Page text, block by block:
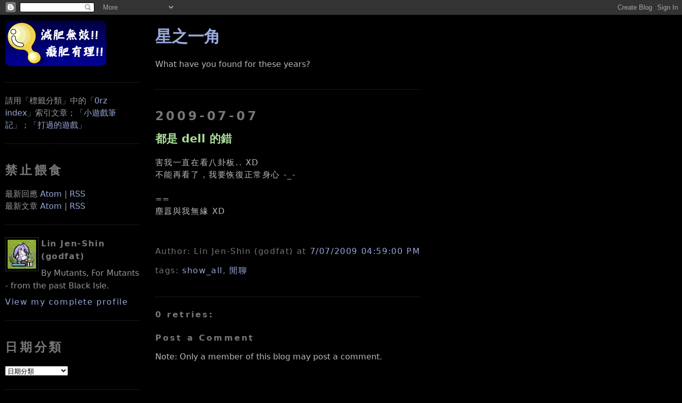
請用「標籤分類」中的「0rz
index 」索引文章；「小遊戲筆
記 」；「打過的遊戲 」
禁止餵食
最新回應 Atom | RSS
最新文章 Atom | RSS
Lin Jen-Shin
(godfat)
By Mutants, For Mutants
- from the past Black Isle.
View my complete profile
日期分類
星之一角
What have you found for these years?
2009-07-07
都是 dell 的錯
害我一直在看八卦板.. XD
不能再看了，我要恢復正常身心 -_-
==
塵囂與我無緣 XD
Author: Lin Jen-Shin (godfat) at 7/07/2009 04:59:00 PM
tags:show_all , 閒聊
0 retries:
Post a Comment
Note: Only a member of this blog may post a comment.